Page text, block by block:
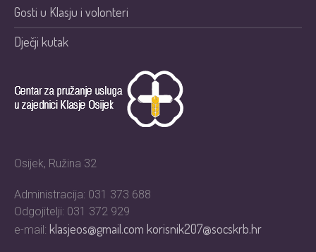
Gosti u Klasju i volonteri
Dječji kutak
Osijek, Ružina 32
Administracija: 031 373 688
Odgojitelji: 031 372 929
e-mail: klasjeos@gmail.comkorisnik207@socskrb.hr